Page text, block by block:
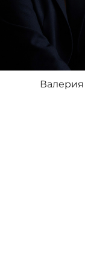
Валерия